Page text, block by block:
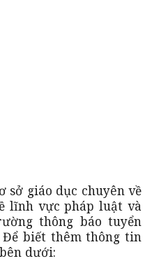
sở giáo dục chuyên về
lĩnh vực pháp luật và
thông báo tuyển
Để biết thêm thông tin
dưới: